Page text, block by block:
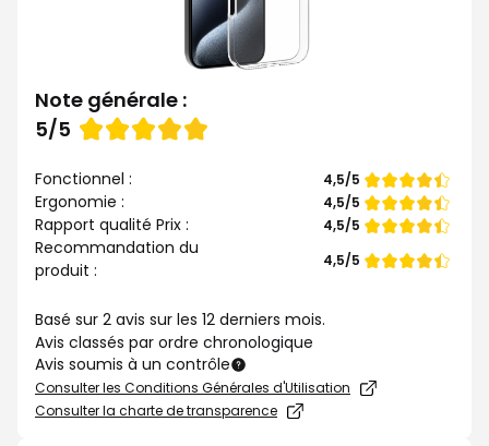
Note générale :
Note
5/5
Fonctionnel :
Note
de
4,5/5
Ergonomie :
Note
de
4,5/5
Rapport qualité Prix :
Note
4,5/5
Recommandation du
produit :
Note
4,5/5
Basé sur 2 avis sur les 12 derniers mois.
Avis classés par ordre chronologique
Avis soumis à un contrôle
Consulter les Conditions Générales d'Utilisation
Consulter la charte de transparence